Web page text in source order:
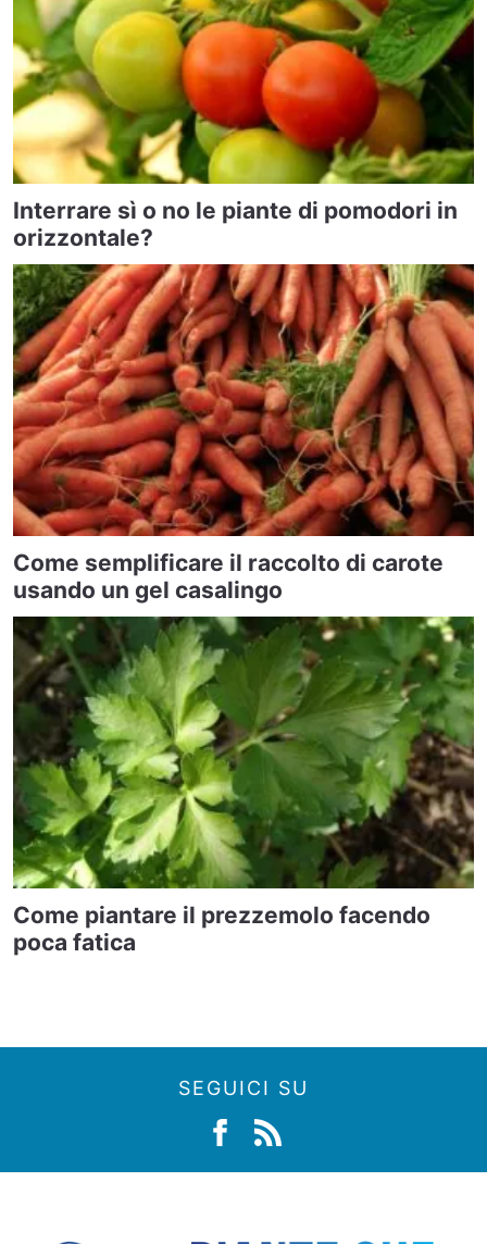
Interrare sì o no le piante di pomodori in
orizzontale?
Come semplificare il raccolto di carote
usando un gel casalingo
Come piantare il prezzemolo facendo
poca fatica
SEGUICI SU